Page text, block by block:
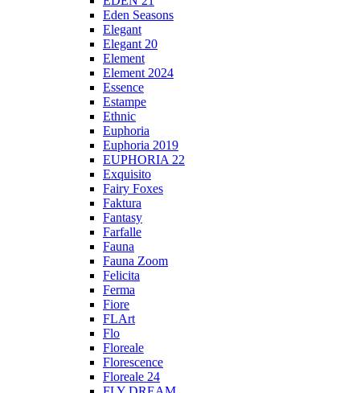
Eden Seasons
Elegant
Elegant 20
Element
Element 2024
Essence
Estampe
Ethnic
Euphoria
Euphoria 2019
EUPHORIA 22
Exquisito
Fairy Foxes
Faktura
Fantasy
Farfalle
Fauna
Fauna Zoom
Felicita
Ferma
Fiore
FLArt
Flo
Floreale
Florescence
Floreale 24